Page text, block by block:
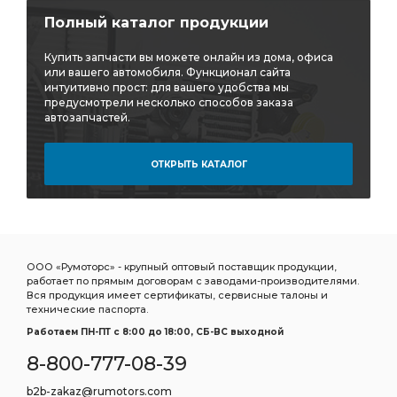
Толкатель клапана RENAULT
Стремянка рессоры Ролик натяж.
Щетка стеклоочистителя бескаркасная
стеклоочистителя бескаркасная
кабины передний Фильтр воздушный внутренний
воздушный внутренний Сайлентблок рычага
Рычаг передний нижний
Cummins ISF3.8 а/м Toyota Camry
Полный каталог продукции
Купить запчасти вы можете онлайн из дома, офиса
или вашего автомобиля. Функционал сайта
интуитивно прост: для вашего удобства мы
предусмотрели несколько способов заказа
автозапчастей.
ОТКРЫТЬ КАТАЛОГ
ООО «Румоторс» - крупный оптовый поставщик продукции,
работает по прямым договорам с заводами-производителями.
Вся продукция имеет сертификаты, сервисные талоны и
технические паспорта.
Работаем ПН-ПТ c 8:00 до 18:00, СБ-ВС выходной
8-800-777-08-39
b2b-zakaz@rumotors.com